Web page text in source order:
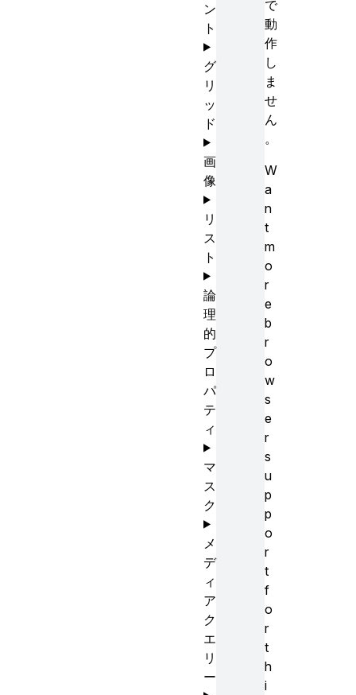
で
動
作
し
ま
せ
ん
。
W
a
n
t
m
o
r
e
b
r
o
w
s
e
r
s
u
p
p
o
r
t
f
o
r
t
h
i
ン
ト
グ
リ
ッ
ド
画
像
リ
ス
ト
論
理
的
プ
ロ
パ
テ
ィ
マ
ス
ク
メ
デ
ィ
ア
ク
エ
リ
ー